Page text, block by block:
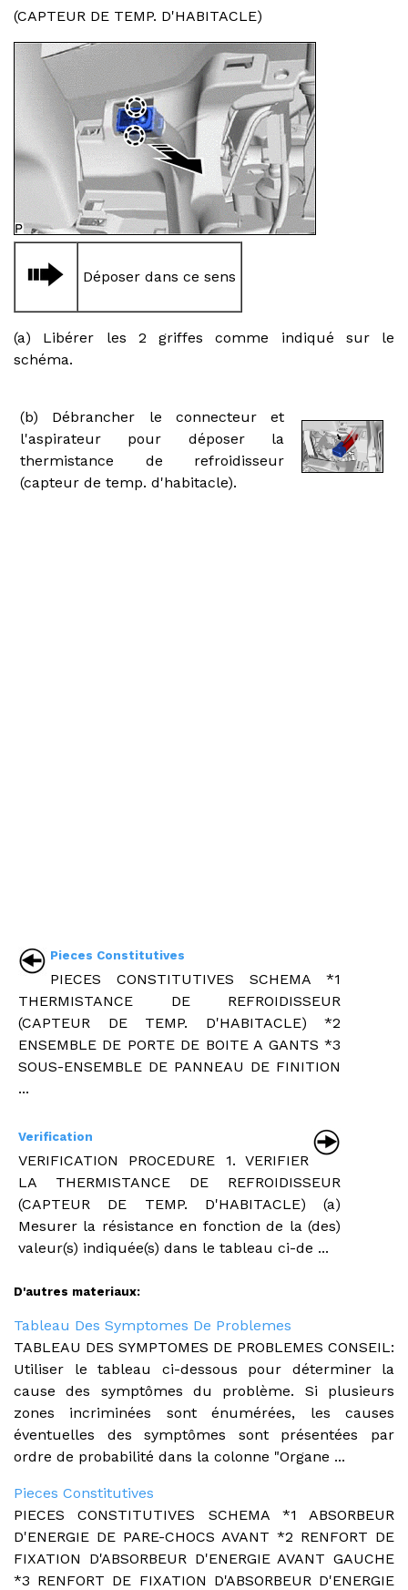
(CAPTEUR DE TEMP. D'HABITACLE)
Déposer dans ce sens
(a) Libérer les 2 griffes comme indiqué sur le
schéma.
(b) Débrancher le connecteur et
l'aspirateur pour déposer la
thermistance de refroidisseur
(capteur de temp. d'habitacle).
Pieces Constitutives
PIECES CONSTITUTIVES SCHEMA *1
THERMISTANCE DE REFROIDISSEUR
(CAPTEUR DE TEMP. D'HABITACLE) *2
ENSEMBLE DE PORTE DE BOITE A GANTS *3
SOUS-ENSEMBLE DE PANNEAU DE FINITION
...
Verification
VERIFICATION PROCEDURE 1. VERIFIER
LA THERMISTANCE DE REFROIDISSEUR
(CAPTEUR DE TEMP. D'HABITACLE) (a)
Mesurer la résistance en fonction de la (des)
valeur(s) indiquée(s) dans le tableau ci-de ...
D'autres materiaux:
Tableau Des Symptomes De Problemes
TABLEAU DES SYMPTOMES DE PROBLEMES CONSEIL:
Utiliser le tableau ci-dessous pour déterminer la
cause des symptômes du problème. Si plusieurs
zones incriminées sont énumérées, les causes
éventuelles des symptômes sont présentées par
ordre de probabilité dans la colonne "Organe ...
Pieces Constitutives
PIECES CONSTITUTIVES SCHEMA *1 ABSORBEUR
D'ENERGIE DE PARE-CHOCS AVANT *2 RENFORT DE
FIXATION D'ABSORBEUR D'ENERGIE AVANT GAUCHE
*3 RENFORT DE FIXATION D'ABSORBEUR D'ENERGIE